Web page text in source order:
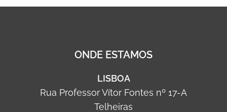
ONDE ESTAMOS
LISBOA
Rua Professor Vítor Fontes nº 17-A
Telheiras